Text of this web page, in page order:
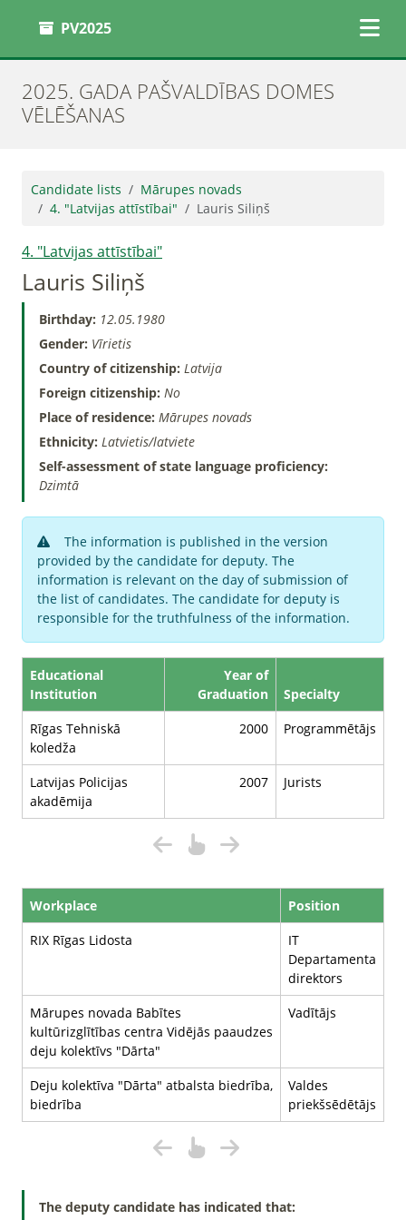
PV2025
2025. GADA PAŠVALDĪBAS DOMES
VĒLĒŠANAS
Candidate lists
Mārupes novads
4. "Latvijas attīstībai"
Lauris Siliņš
4. "Latvijas attīstībai"
Lauris Siliņš
Birthday: 12.05.1980
Gender: Vīrietis
Country of citizenship: Latvija
Foreign citizenship: No
Place of residence: Mārupes novads
Ethnicity: Latvietis/latviete
Self-assessment of state language proficiency:
Dzimtā
The information is published in the version
provided by the candidate for deputy. The
information is relevant on the day of submission of
the list of candidates. The candidate for deputy is
responsible for the truthfulness of the information.
Educational
Institution
Year of
Graduation
Specialty
Rīgas Tehniskā
koledža
2000 Programmētājs
Latvijas Policijas
akadēmija
2007 Jurists
Workplace
Position
RIX Rīgas Lidosta
IT
Departamenta
direktors
Mārupes novada Babītes
kultūrizglītības centra Vidējās paaudzes
deju kolektīvs "Dārta"
Vadītājs
Deju kolektīva "Dārta" atbalsta biedrība,
biedrība
Valdes
priekšsēdētājs
The deputy candidate has indicated that: